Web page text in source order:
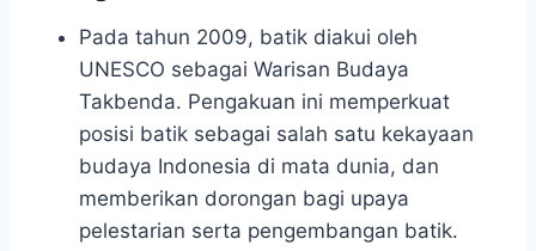
Pada tahun 2009, batik diakui oleh
UNESCO sebagai Warisan Budaya
Takbenda. Pengakuan ini memperkuat
posisi batik sebagai salah satu kekayaan
budaya Indonesia di mata dunia, dan
memberikan dorongan bagi upaya
pelestarian serta pengembangan batik.